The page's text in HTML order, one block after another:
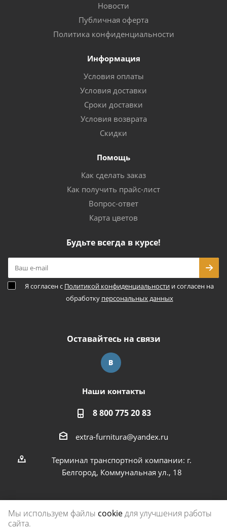
Новости
Публичная оферта
Политика конфиденциальности
Информация
Условия оплаты
Условия доставки
Сроки доставки
Условия возврата
Скидки
Помощь
Как сделать заказ
Как получить прайс-лист
Вопрос-ответ
Карта цветов
Будьте всегда в курсе!
Я согласен с Политикой конфиденциальности и согласен на
обработку персональных данных
Оставайтесь на связи
Наши контакты
8 800 775 20 83
extra-furnitura@yandex.ru
Терминал транспортной компании: г.
Белгород, Коммунальная ул., 18
Мы используем файлы cookieдля улучшения работы
сайта.